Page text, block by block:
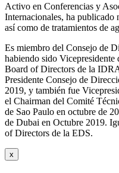
Activo en Conferencias y
Internacionales, ha publicado
así como de tratamientos de
Es miembro del Consejo de
habiendo sido Vicepresidente
Board of Directors de la
Presidente Consejo de
2019, y también fue
el Chairman del Comité
de Sao Paulo en octubre de
de Dubai en Octubre 2019.
of Directors de la EDS.
x